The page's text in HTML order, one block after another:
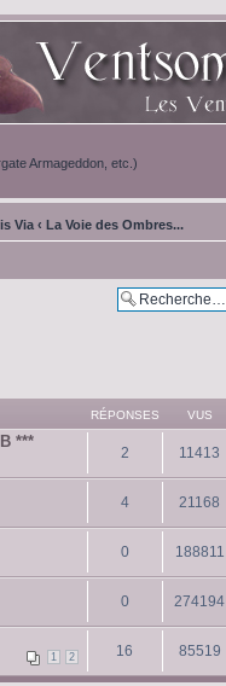
Armageddon, etc.)
Via ‹ La Voie des Ombres...
RÉPONSES VUS
***
2 11413
4 21168
0 188811
0 274194
1 2 16 85519